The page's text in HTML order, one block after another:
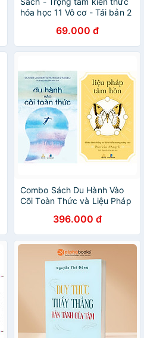
hóa học 11 Vô cơ - Tái bản 2
69.000 đ
Combo Sách Du Hành Vào
Cõi Toàn Thức và Liệu Pháp
396.000 đ